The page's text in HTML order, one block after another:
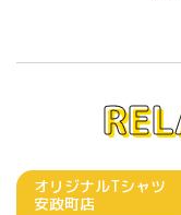
オリジナルTシャツ
安政町店